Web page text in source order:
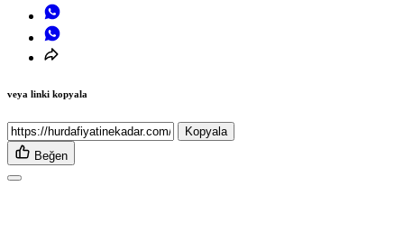
veya linki kopyala
Kopyala
Beğen